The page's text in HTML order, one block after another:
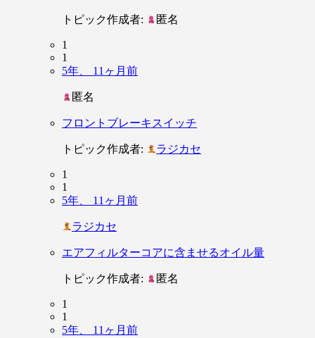
トピック作成者: 匿名
1
1
5年、 11ヶ月前
匿名
フロントブレーキスイッチ
トピック作成者: ラジカセ
1
1
5年、 11ヶ月前
ラジカセ
エアフィルターコアに含ませるオイル量
トピック作成者: 匿名
1
1
5年、 11ヶ月前